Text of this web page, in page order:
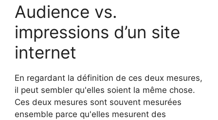
Audience vs.
impressions d’un site
internet
En regardant la définition de ces deux mesures,
il peut sembler qu'elles soient la même chose.
Ces deux mesures sont souvent mesurées
ensemble parce qu'elles mesurent des